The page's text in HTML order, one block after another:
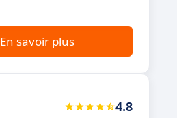
En savoir plus
4.8